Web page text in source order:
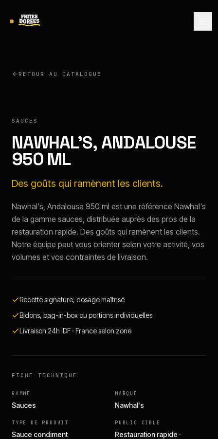
RETOUR AU CATALOGUE
SAUCES
NAWHAL'S, ANDALOUSE
950 ML
Des goûts qui ramènent les clients.
Nawhal's, Andalouse 950 ml est une référence Nawhal's
de la gamme sauces, distribuée auprès des pros de la
restauration rapide. Des goûts qui ramènent les clients.
Notre équipe peut vous orienter selon votre activité, vos
volumes et vos contraintes de livraison.
Recette signature, dosage maîtrisé
Bidons, bag-in-box ou portions individuelles
Livraison 24h IDF · France selon zone
FICHE TECHNIQUE
GAMME
Sauces
MARQUE
Nawhal's
TYPE DE PRODUIT
Sauce condiment
PUBLIC CIBLE
Restauration rapide ·